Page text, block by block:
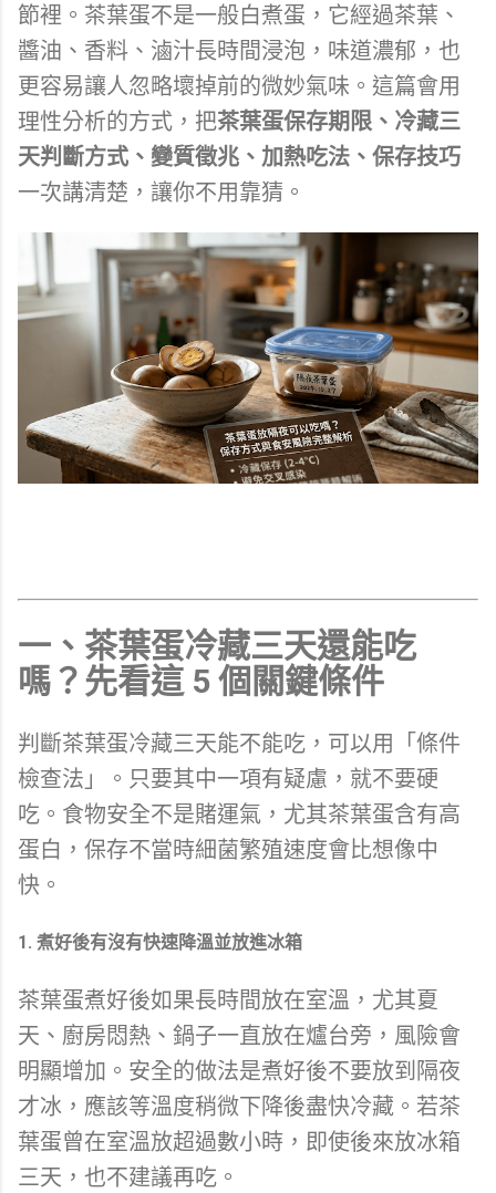
節裡。茶葉蛋不是一般白煮蛋，它經過茶葉、
醬油、香料、滷汁長時間浸泡，味道濃郁，也
更容易讓人忽略壞掉前的微妙氣味。這篇會用
理性分析的方式，把茶葉蛋保存期限、冷藏三
天判斷方式、變質徵兆、加熱吃法、保存技巧
一次講清楚，讓你不用靠猜。
一、茶葉蛋冷藏三天還能吃
嗎？先看這 5 個關鍵條件
判斷茶葉蛋冷藏三天能不能吃，可以用「條件
檢查法」。只要其中一項有疑慮，就不要硬
吃。食物安全不是賭運氣，尤其茶葉蛋含有高
蛋白，保存不當時細菌繁殖速度會比想像中
快。
1. 煮好後有沒有快速降溫並放進冰箱
茶葉蛋煮好後如果長時間放在室溫，尤其夏
天、廚房悶熱、鍋子一直放在爐台旁，風險會
明顯增加。安全的做法是煮好後不要放到隔夜
才冰，應該等溫度稍微下降後盡快冷藏。若茶
葉蛋曾在室溫放超過數小時，即使後來放冰箱
三天，也不建議再吃。